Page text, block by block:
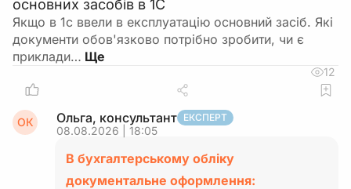
основних засобів в 1С
Якщо в 1с ввели в експлуатацію основний засіб. Які
документи обов'язково потрібно зробити, чи є
приклади…
12
ОК Ольга, консультант ЕКСПЕРТ
08.08.2026 | 18:05
В бухгалтерському обліку
документальне оформлення: